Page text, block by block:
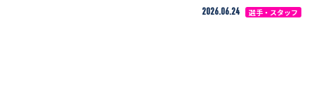
2026.06.24 選手・スタッフ